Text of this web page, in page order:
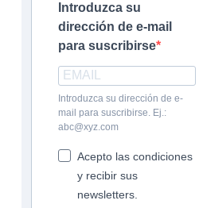
Introduzca su
dirección de e-mail
para suscribirse
Introduzca su dirección de e-
mail para suscribirse. Ej.:
abc@xyz.com
Acepto las condiciones
y recibir sus
newsletters.